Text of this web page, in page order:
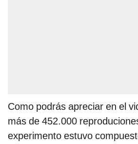
Como podrás apreciar en el
más de 452.000
experimento estuvo